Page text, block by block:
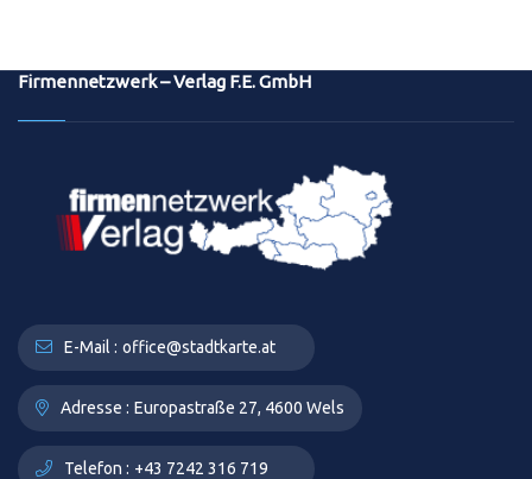
Firmennetzwerk – Verlag F.E. GmbH
E-Mail : office@stadtkarte.at
Adresse : Europastraße 27, 4600 Wels
Telefon : +43 7242 316 719